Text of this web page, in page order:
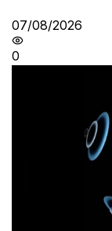
07/08/2026
0